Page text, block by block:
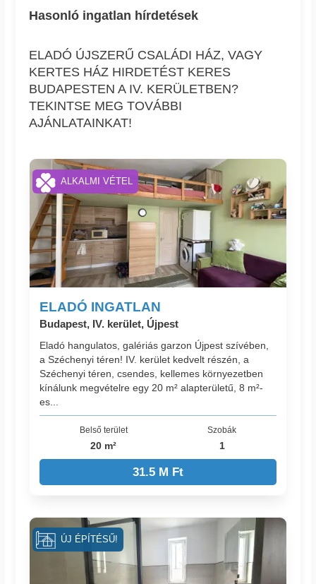
Hasonló ingatlan hírdetések
ELADÓ ÚJSZERŰ CSALÁDI HÁZ, VAGY
KERTES HÁZ HIRDETÉST KERES
BUDAPESTEN A IV. KERÜLETBEN?
TEKINTSE MEG TOVÁBBI
AJÁNLATAINKAT!
ELADÓ INGATLAN
Budapest, IV. kerület, Újpest
Eladó hangulatos, galériás garzon Újpest szívében,
a Széchenyi téren! IV. kerület kedvelt részén, a
Széchenyi téren, csendes, kellemes környezetben
kínálunk megvételre egy 20 m² alapterületű, 8 m²-
es...
Belső terület
20 m²
Szobák
1
31.5 M Ft
ALKALMI VÉTEL
ÚJ ÉPÍTÉSŰ!